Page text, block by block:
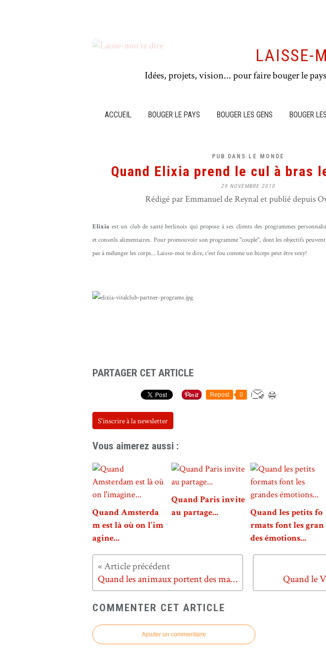
LAISSE-
Idées, projets, vision... pour faire bouger le
ACCUEIL BOUGER LE PAYS BOUGER LES GENS BOUGER
PUB DANS LE MONDE
Quand Elixia prend le cul à bras
29 NOVEMBRE 2010
Rédigé par Emmanuel de Reynal et publié depuis
Elixia est un club de santé berlinois qui propose à ses clients des programmes
et conseils alimentaires. Pour promouvoir son programme "couple", dont les objectifs
pas à mélanger les corps... Laisse-moi te dire, c'est fou comme un biceps peut être sexy!
PARTAGER CET ARTICLE
Repost 0
S'inscrire à la newsletter
Vous aimerez aussi :
Quand Amsterda
m est là où on l'im
agine...
Quand Paris invite
au partage...
Quand les petits fo
rmats font les gran
des émotions...
Quand les animaux portent des masques... Quand le
COMMENTER CET ARTICLE
Ajouter un commentaire